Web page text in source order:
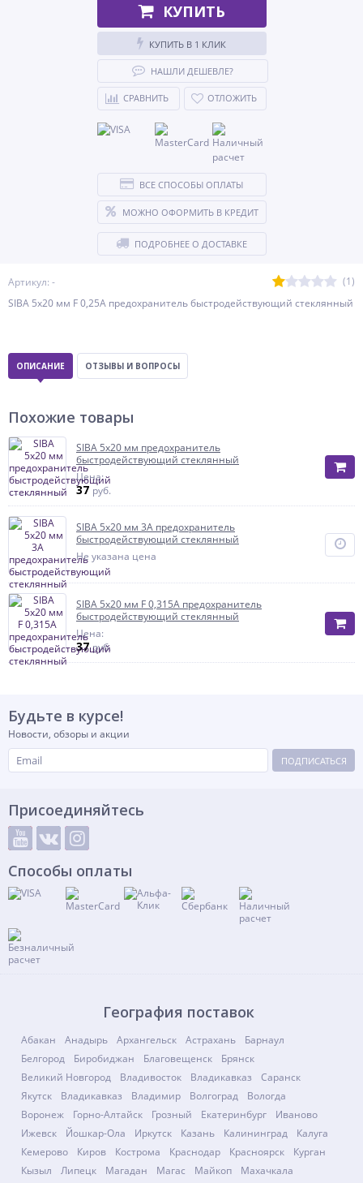
Артикул: -
(1)
SIBA 5x20 мм F 0,25А предохранитель быстродействующий стеклянный
КУПИТЬ
КУПИТЬ В 1 КЛИК
НАШЛИ ДЕШЕВЛЕ?
СРАВНИТЬ ОТЛОЖИТЬ
ВСЕ СПОСОБЫ ОПЛАТЫ
МОЖНО ОФОРМИТЬ В КРЕДИТ
ПОДРОБНЕЕ О ДОСТАВКЕ
ОПИСАНИЕ ОТЗЫВЫ И ВОПРОСЫ
Похожие товары
SIBA 5x20 мм предохранитель
быстродействующий стеклянный
Цена:
37 руб.
SIBA 5x20 мм 3А предохранитель
быстродействующий стеклянный
Не указана цена
SIBA 5x20 мм F 0,315А предохранитель
быстродействующий стеклянный
Цена:
37руб.
Будьте в курсе!
Новости, обзоры и акции
ПОДПИСАТЬСЯ
Присоединяйтесь
Способы оплаты
География поставок
Абакан Анадырь Архангельск Астрахань
Барнаул
Белгород
Биробиджан Благовещенск
Брянск
Великий Новгород
Владивосток Владикавказ
Саранск
Якутск
Владикавказ Владимир Волгоград
Вологда
Воронеж
Горно-Алтайск Грозный Екатеринбург
Иваново
Ижевск
Йошкар-Ола Иркутск Казань Калининград
Калуга
Кемерово
Киров Кострома Краснодар Красноярск
Курган
Кызыл
Липецк Магадан Магас Майкоп
Махачкала